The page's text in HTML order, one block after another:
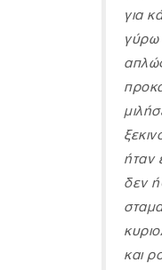
για
γύρω
ήταν
δεν
και